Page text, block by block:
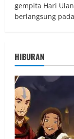
gempita Hari
berlangsung
HIBURAN